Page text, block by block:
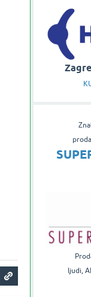
ljudi,